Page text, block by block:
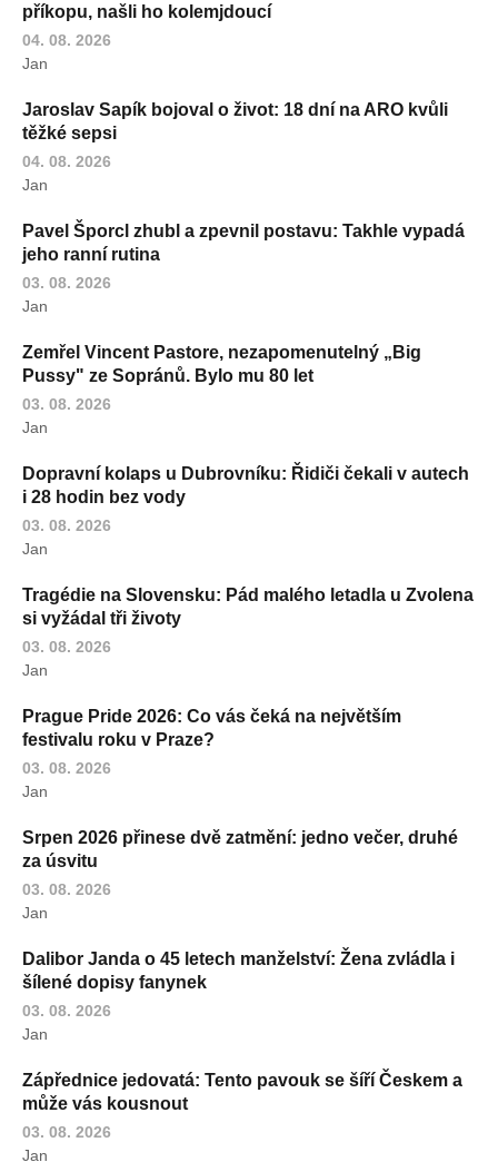
příkopu, našli ho kolemjdoucí
04. 08. 2026
Jan
Jaroslav Sapík bojoval o život: 18 dní na ARO kvůli
těžké sepsi
04. 08. 2026
Jan
Pavel Šporcl zhubl a zpevnil postavu: Takhle vypadá
jeho ranní rutina
03. 08. 2026
Jan
Zemřel Vincent Pastore, nezapomenutelný „Big
Pussy" ze Sopránů. Bylo mu 80 let
03. 08. 2026
Jan
Dopravní kolaps u Dubrovníku: Řidiči čekali v autech
i 28 hodin bez vody
03. 08. 2026
Jan
Tragédie na Slovensku: Pád malého letadla u Zvolena
si vyžádal tři životy
03. 08. 2026
Jan
Prague Pride 2026: Co vás čeká na největším
festivalu roku v Praze?
03. 08. 2026
Jan
Srpen 2026 přinese dvě zatmění: jedno večer, druhé
za úsvitu
03. 08. 2026
Jan
Dalibor Janda o 45 letech manželství: Žena zvládla i
šílené dopisy fanynek
03. 08. 2026
Jan
Zápřednice jedovatá: Tento pavouk se šíří Českem a
může vás kousnout
03. 08. 2026
Jan